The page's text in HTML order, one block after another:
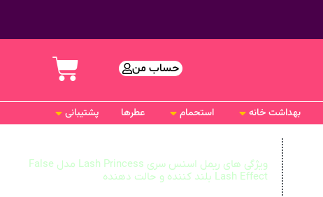
حساب من
بهداشت خانه استحمام عطرها پشتیبانی
ویژگی های ریمل اسنس سری Lash Princess مدل False
Lash Effect بلند کننده و حالت دهنده